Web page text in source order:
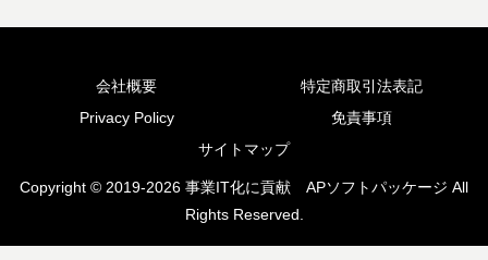
会社概要
特定商取引法表記
Privacy Policy
免責事項
サイトマップ
Copyright © 2019-2026 事業IT化に貢献 APソフトパッケージ All
Rights Reserved.